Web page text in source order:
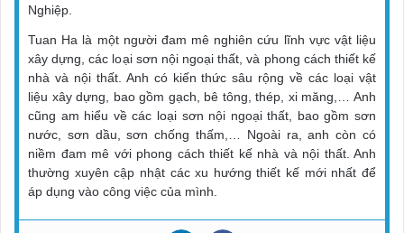
Nghiệp.
Tuan Ha là một người đam mê nghiên cứu lĩnh vực vật liệu
xây dựng, các loại sơn nội ngoại thất, và phong cách thiết kế
nhà và nội thất. Anh có kiến thức sâu rộng về các loại vật
liệu xây dựng, bao gồm gạch, bê tông, thép, xi măng,… Anh
cũng am hiểu về các loại sơn nội ngoại thất, bao gồm sơn
nước, sơn dầu, sơn chống thấm,… Ngoài ra, anh còn có
niềm đam mê với phong cách thiết kế nhà và nội thất. Anh
thường xuyên cập nhật các xu hướng thiết kế mới nhất để
áp dụng vào công việc của mình.